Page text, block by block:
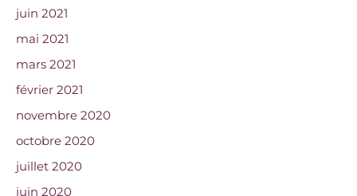
juin 2021
mai 2021
mars 2021
février 2021
novembre 2020
octobre 2020
juillet 2020
juin 2020